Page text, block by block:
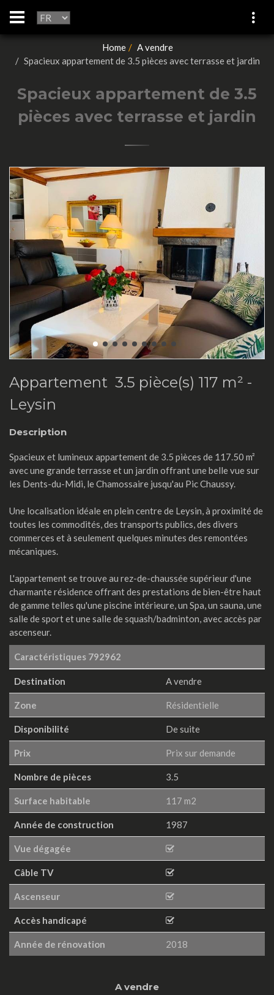
Home
A vendre
Spacieux appartement de 3.5 pièces avec terrasse et jardin
Spacieux appartement de 3.5
pièces avec terrasse et jardin
Appartement 3.5 pièce(s) 117 m² -
Leysin
Description
Spacieux et lumineux appartement de 3.5 pièces de 117.50 m²
avec une grande terrasse et un jardin offrant une belle vue sur
les Dents-du-Midi, le Chamossaire jusqu'au Pic Chaussy.
Une localisation idéale en plein centre de Leysin, à proximité de
toutes les commodités, des transports publics, des divers
commerces et à seulement quelques minutes des remontées
mécaniques.
L'appartement se trouve au rez-de-chaussée supérieur d'une
charmante résidence offrant des prestations de bien-être haut
de gamme telles qu'une piscine intérieure, un Spa, un sauna, une
salle de sport et une salle de squash/badminton, avec accès par
ascenseur.
Caractéristiques 792962
Destination A vendre
Zone Résidentielle
Disponibilité De suite
Prix Prix sur demande
Nombre de pièces 3.5
Surface habitable 117 m2
Année de construction 1987
Vue dégagée
Câble TV
Ascenseur
Accès handicapé
Année de rénovation 2018
A vendre